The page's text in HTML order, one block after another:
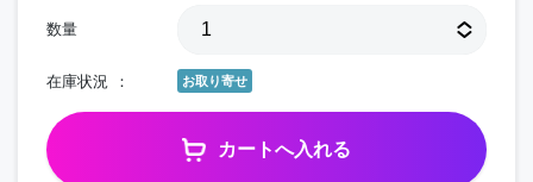
数量
在庫状況 お取り寄せ
カートへ入れる